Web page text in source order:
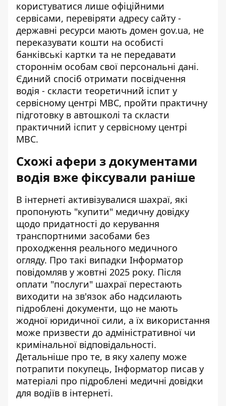
користуватися лише офіційними
сервісами, перевіряти адресу сайту -
державні ресурси мають домен gov.ua, не
переказувати кошти на особисті
банківські картки та не передавати
стороннім особам свої персональні дані.
Єдиний спосіб отримати посвідчення
водія - скласти теоретичний іспит у
сервісному центрі МВС, пройти практичну
підготовку в автошколі та скласти
практичний іспит у сервісному центрі
МВС.
Схожі афери з документами
водія вже фіксували раніше
В інтернеті активізувалися шахраї, які
пропонують "купити" медичну довідку
щодо придатності до керування
транспортними засобами без
проходження реального медичного
огляду. Про такі випадки Інформатор
повідомляв у жовтні 2025 року. Після
оплати "послуги" шахраї перестають
виходити на зв'язок або надсилають
підроблені документи, що не мають
жодної юридичної сили, а їх використання
може призвести до адміністративної чи
кримінальної відповідальності.
Детальніше про те, в яку халепу може
потрапити покупець, Інформатор писав у
матеріалі про підроблені медичні довідки
для водіїв в інтернеті.